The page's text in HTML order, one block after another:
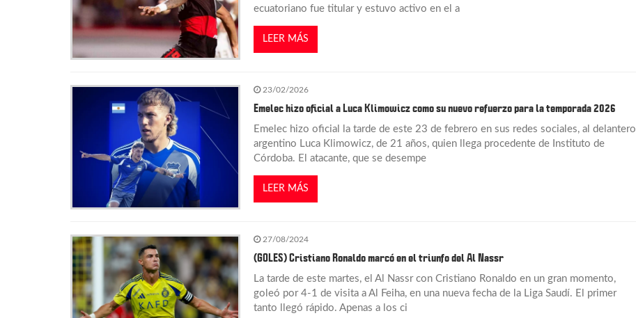
d
e
e
d
a
ecuatoriano fue titular y estuvo activo en el a
LEER MÁS
23/02/2026
Emelec hizo oficial a Luca Klimowicz como su nuevo refuerzo para la temporada 2026
Emelec hizo oficial la tarde de este 23 de febrero en sus redes sociales, al delantero
argentino Luca Klimowicz, de 21 años, quien llega procedente de Instituto de
Córdoba. El atacante, que se desempe
LEER MÁS
27/08/2024
(GOLES) Cristiano Ronaldo marcó en el triunfo del Al Nassr
La tarde de este martes, el Al Nassr con Cristiano Ronaldo en un gran momento,
goleó por 4-1 de visita a Al Feiha, en una nueva fecha de la Liga Saudí. El primer
tanto llegó rápido. Apenas a los ci